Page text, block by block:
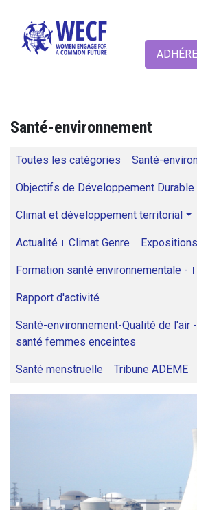
Santé-environnement
Toutes les catégories Santé-
Objectifs de Développement Durable
Climat et développement territorial
Actualité Climat Genre Expositions
Formation santé environnementale -
Rapport d'activité
Santé-environnement-Qualité de l'air
santé femmes enceintes
Santé menstruelle Tribune ADEME